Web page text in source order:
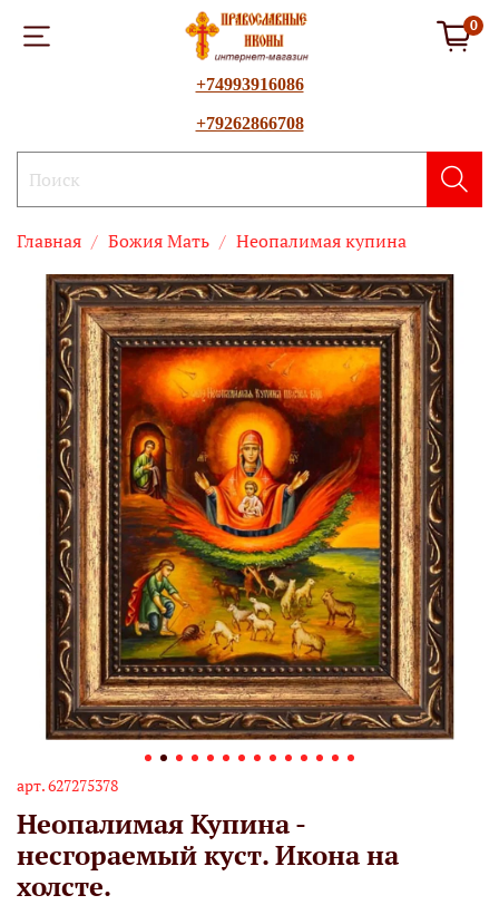
0
+74993916086
+79262866708
Главная Божия Mать Неопалимая купина
арт.627275378
Неопалимая Купина -
несгораемый куст. Икона на
холсте.